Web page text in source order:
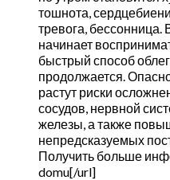
тошнота,
тревога, бессонница.
начинает
быстрый способ
продолжается.
растут риски
сосудов, нервной
железы, а также
непредсказуемых
Получить больше
domu[/url]